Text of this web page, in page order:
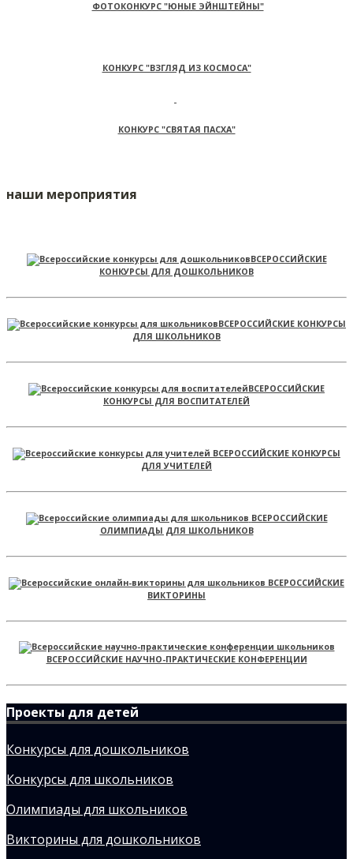
ФОТОКОНКУРС "ЮНЫЕ ЭЙНШТЕЙНЫ"
КОНКУРС "ВЗГЛЯД ИЗ КОСМОСА"
КОНКУРС "СВЯТАЯ ПАСХА"
наши мероприятия
ВСЕРОССИЙСКИЕ
КОНКУРСЫ ДЛЯ ДОШКОЛЬНИКОВ
ВСЕРОССИЙСКИЕ КОНКУРСЫ
ДЛЯ ШКОЛЬНИКОВ
ВСЕРОССИЙСКИЕ
КОНКУРСЫ ДЛЯ ВОСПИТАТЕЛЕЙ
ВСЕРОССИЙСКИЕ КОНКУРСЫ
ДЛЯ УЧИТЕЛЕЙ
ВСЕРОССИЙСКИЕ
ОЛИМПИАДЫ ДЛЯ ШКОЛЬНИКОВ
ВСЕРОССИЙСКИЕ
ВИКТОРИНЫ
ВСЕРОССИЙСКИЕ НАУЧНО-ПРАКТИЧЕСКИЕ КОНФЕРЕНЦИИ
Проекты для детей
Конкурсы для дошкольников
Конкурсы для школьников
Олимпиады для школьников
Викторины для дошкольников